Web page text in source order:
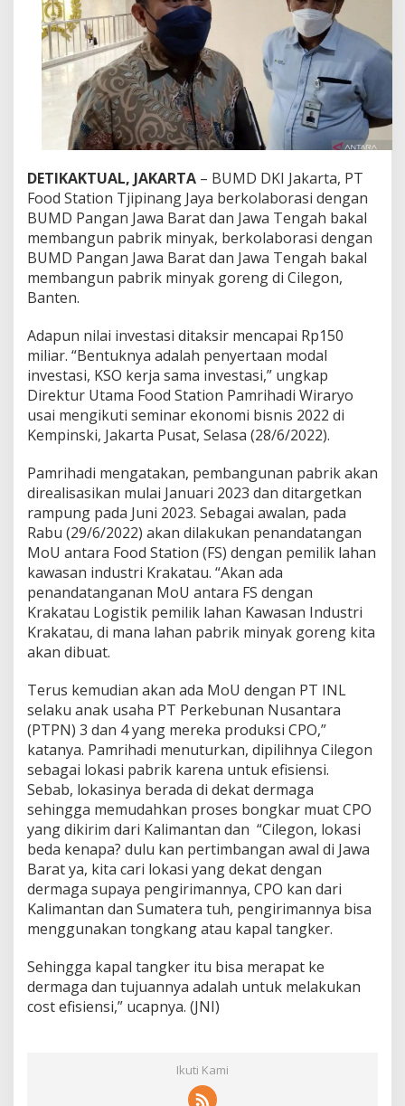
o
n
B
a
k
a
l
B
a
n
u
n
P
a
b
r
i
i
n
y
a
k
G
o
r
n
g
d
i
C
i
l
e
g
o
n
DETIKAKTUAL, JAKARTA – BUMD DKI Jakarta, PT
Food Station Tjipinang Jaya berkolaborasi dengan
BUMD Pangan Jawa Barat dan Jawa Tengah bakal
membangun pabrik minyak, berkolaborasi dengan
BUMD Pangan Jawa Barat dan Jawa Tengah bakal
membangun pabrik minyak goreng di Cilegon,
Banten.
Adapun nilai investasi ditaksir mencapai Rp150
miliar. “Bentuknya adalah penyertaan modal
investasi, KSO kerja sama investasi,” ungkap
Direktur Utama Food Station Pamrihadi Wiraryo
usai mengikuti seminar ekonomi bisnis 2022 di
Kempinski, Jakarta Pusat, Selasa (28/6/2022).
Pamrihadi mengatakan, pembangunan pabrik akan
direalisasikan mulai Januari 2023 dan ditargetkan
rampung pada Juni 2023. Sebagai awalan, pada
Rabu (29/6/2022) akan dilakukan penandatangan
MoU antara Food Station (FS) dengan pemilik lahan
kawasan industri Krakatau. “Akan ada
penandatanganan MoU antara FS dengan
Krakatau Logistik pemilik lahan Kawasan Industri
Krakatau, di mana lahan pabrik minyak goreng kita
akan dibuat.
Terus kemudian akan ada MoU dengan PT INL
selaku anak usaha PT Perkebunan Nusantara
(PTPN) 3 dan 4 yang mereka produksi CPO,”
katanya. Pamrihadi menuturkan, dipilihnya Cilegon
sebagai lokasi pabrik karena untuk efisiensi.
Sebab, lokasinya berada di dekat dermaga
sehingga memudahkan proses bongkar muat CPO
yang dikirim dari Kalimantan dan “Cilegon, lokasi
beda kenapa? dulu kan pertimbangan awal di Jawa
Barat ya, kita cari lokasi yang dekat dengan
dermaga supaya pengirimannya, CPO kan dari
Kalimantan dan Sumatera tuh, pengirimannya bisa
menggunakan tongkang atau kapal tangker.
Sehingga kapal tangker itu bisa merapat ke
dermaga dan tujuannya adalah untuk melakukan
cost efisiensi,” ucapnya. (JNI)
Ikuti Kami